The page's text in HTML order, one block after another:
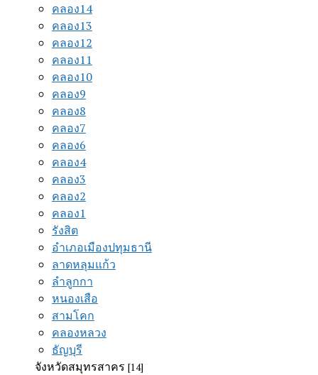
คลอง14
คลอง13
คลอง12
คลอง11
คลอง10
คลอง9
คลอง8
คลอง7
คลอง6
คลอง4
คลอง3
คลอง2
คลอง1
รังสิต
อำเภอเมืองปทุมธานี
ลาดหลุมแก้ว
ลำลูกกา
หนองเสือ
สามโคก
คลองหลวง
ธัญบุรี
จังหวัดสมุทรสาคร [14]